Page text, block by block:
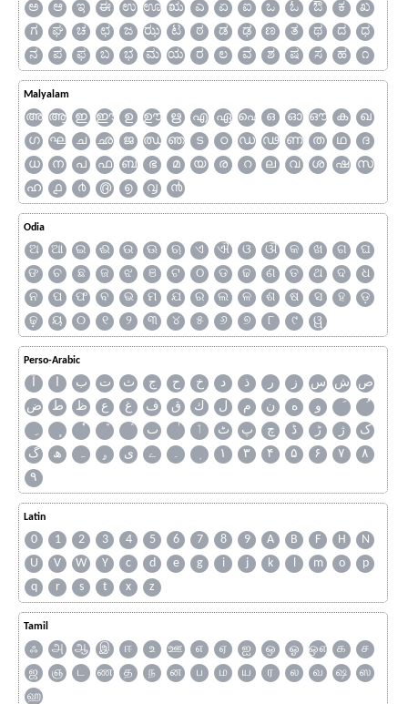
ಅ ಆ ಇ ಈ ಉ ಊ ಋ ಎ ಏ ಐ ಒ ಓ ಔ ಕ
ಖ
ಗ
ಘ ಚ ಛ ಜ ಝ ಟ ಠ ಡ ಢ ಣ ತ ಥ ದ
ಧ
ನ
ಪ ಫ ಬ ಭ ಮ ಯ ರ ಲ ವ ಶ ಷ ಸ ಹ ೧
Malyalam
അ ആ ഇ ഈ ഉ ഊ ഋ എ ഏ ഐ ഒ ഓ ഔ ക
ഖ
ഗ
ഘ ച ഛ ജ ഝ ഞ ട ഠ ഡ ഢ ണ ത ഥ
ദ
ധ
ന പ ഫ ബ ഭ മ യ ര റ ല വ ശ ഷ
സ
ഹ
൧ ൪ ൫ ൭ ൮ ൯
Odia
ଅ ଆ ଇ ଈ ଉ ଊ ଋ ଏ ଐ ଓ ଔ କ ଖ ଗ
ଘ
ଙ
ଚ ଛ ଜ ଝ ଞ ଟ ଠ ଡ ଢ ଣ ତ ଥ ଦ
ଧ
ନ
ପ ଫ ବ ଭ ମ ଯ ର ଲ ଳ ଶ ଷ ସ ହ
ଡ଼
ଢ଼
ୟ ୦ ୧ ୨ ୩ ୪ ୫ ୬ ୭ ୮ ୯ ୱ
Perso-Arabic
آ ا ب ت ث ج ح خ د ذ ر ز س ش ص
ض
ط ظ ع غ ف ق ك ل م ن ه
و
ٮ
ٲ ٹ پ چ ڈ ڑ ژ
ک
گ
ھ ہ ۄ ی ے ۔ ۱ ۳ ۴ ۵ ۶ ۷
۸
۹
Latin
0 1 2 3 4 5 6 7 8 9 A B F H
N
U
V W Y c d e g i j k l m o
p
q
r s t x z
Tamil
ஃ அ ஆ இ ஈ உ ஊ எ ஏ ஐ ஒ ஓ ஔ க
ச
ஜ
ஞ ட ண த ந ன ப ம ய ர ல வ ஷ
ஸ
ஹ